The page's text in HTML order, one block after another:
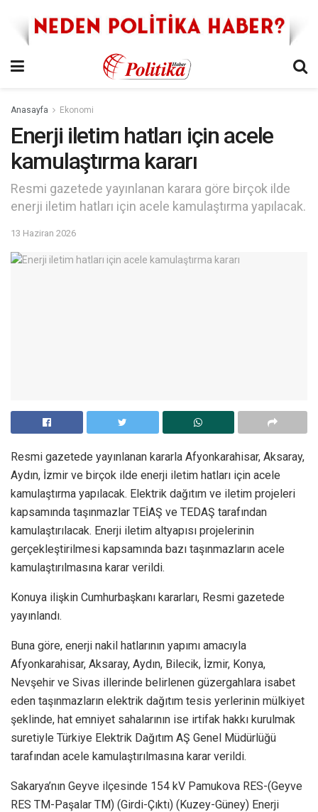
Anasayfa Ekonomi
Enerji iletim hatları için acele
kamulaştırma kararı
Resmi gazetede yayınlanan karara göre birçok ilde
enerji iletim hatları için acele kamulaştırma yapılacak.
13 Haziran 2026
Resmi gazetede yayınlanan kararla Afyonkarahisar, Aksaray,
Aydın, İzmir ve birçok ilde enerji iletim hatları için acele
kamulaştırma yapılacak. Elektrik dağıtım ve iletim projeleri
kapsamında taşınmazlar TEİAŞ ve TEDAŞ tarafından
kamulaştırılacak. Enerji iletim altyapısı projelerinin
gerçekleştirilmesi kapsamında bazı taşınmazların acele
kamulaştırılmasına karar verildi.
Konuya ilişkin Cumhurbaşkanı kararları, Resmi gazetede
yayınlandı.
Buna göre, enerji nakil hatlarının yapımı amacıyla
Afyonkarahisar, Aksaray, Aydın, Bilecik, İzmir, Konya,
Nevşehir ve Sivas illerinde belirlenen güzergahlara isabet
eden taşınmazların elektrik dağıtım tesis yerlerinin mülkiyet
şeklinde, hat emniyet sahalarının ise irtifak hakkı kurulmak
suretiyle Türkiye Elektrik Dağıtım AŞ Genel Müdürlüğü
tarafından acele kamulaştırılmasına karar verildi.
Sakarya’nın Geyve ilçesinde 154 kV Pamukova RES-(Geyve
RES TM-Paşalar TM) (Girdi-Çıktı) (Kuzey-Güney) Enerji